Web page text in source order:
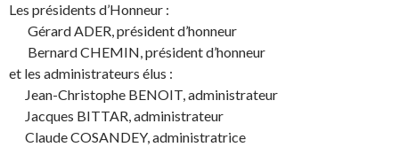
Les présidents d’Honneur :
Gérard ADER, président d’honneur
Bernard CHEMIN, président d’honneur
et les administrateurs élus :
Jean-Christophe BENOIT, administrateur
Jacques BITTAR, administrateur
Claude COSANDEY, administratrice